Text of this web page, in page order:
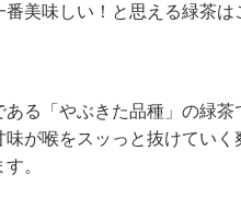
美味しい！と思える緑茶は
る「やぶきた品種」の緑茶
味が喉をスッっと抜けていく
。